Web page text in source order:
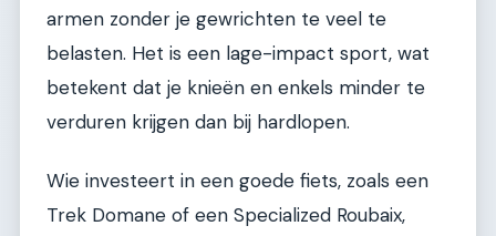
armen zonder je gewrichten te veel te
belasten. Het is een lage-impact sport, wat
betekent dat je knieën en enkels minder te
verduren krijgen dan bij hardlopen.
Wie investeert in een goede fiets, zoals een
Trek Domane of een Specialized Roubaix,